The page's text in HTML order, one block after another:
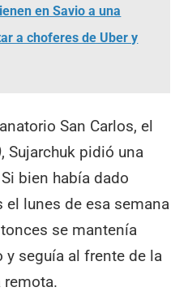
en Savio a una
a choferes de Uber y
San Carlos, el
, Sujarchuk pidió una
bien había dado
lunes de esa semana
se mantenía
seguía al frente de la
remota.